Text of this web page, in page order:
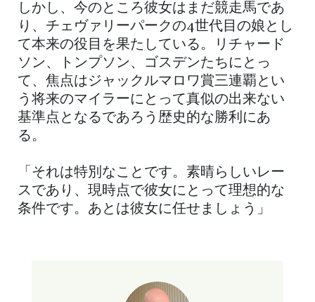
しかし、今のところ彼女はまだ競走馬であ
り、チェヴァリーパークの4世代目の娘とし
て本来の役目を果たしている。リチャード
ソン、トンプソン、ゴスデンたちにとっ
て、焦点はジャックルマロワ賞三連覇とい
う将来のマイラーにとって真似の出来ない
基準点となるであろう歴史的な勝利にあ
る。
「それは特別なことです。素晴らしいレー
スであり、現時点で彼女にとって理想的な
条件です。あとは彼女に任せましょう」